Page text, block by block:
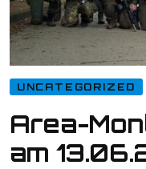
UNCATEGORIZED
Area-
am